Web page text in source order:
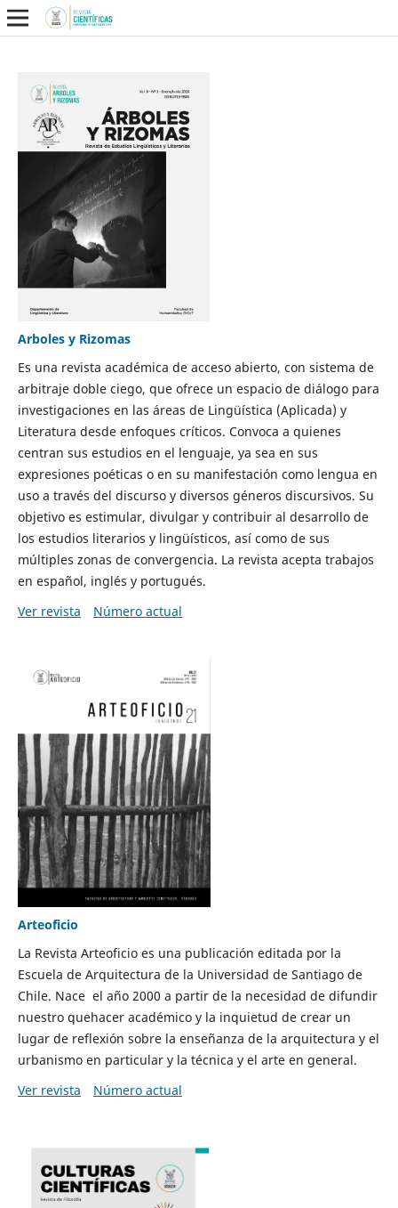
Arboles y Rizomas
Es una revista académica de acceso abierto, con sistema de
arbitraje doble ciego, que ofrece un espacio de diálogo para
investigaciones en las áreas de Lingüística (Aplicada) y
Literatura desde enfoques críticos. Convoca a quienes
centran sus estudios en el lenguaje, ya sea en sus
expresiones poéticas o en su manifestación como lengua en
uso a través del discurso y diversos géneros discursivos. Su
objetivo es estimular, divulgar y contribuir al desarrollo de
los estudios literarios y lingüísticos, así como de sus
múltiples zonas de convergencia. La revista acepta trabajos
en español, inglés y portugués.
Ver revista
Número actual
Arteoficio
La Revista Arteoficio es una publicación editada por la
Escuela de Arquitectura de la Universidad de Santiago de
Chile. Nace el año 2000 a partir de la necesidad de difundir
nuestro quehacer académico y la inquietud de crear un
lugar de reflexión sobre la enseñanza de la arquitectura y el
urbanismo en particular y la técnica y el arte en general.
Ver revista
Número actual